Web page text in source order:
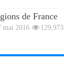
de France
mai 2016 129,973